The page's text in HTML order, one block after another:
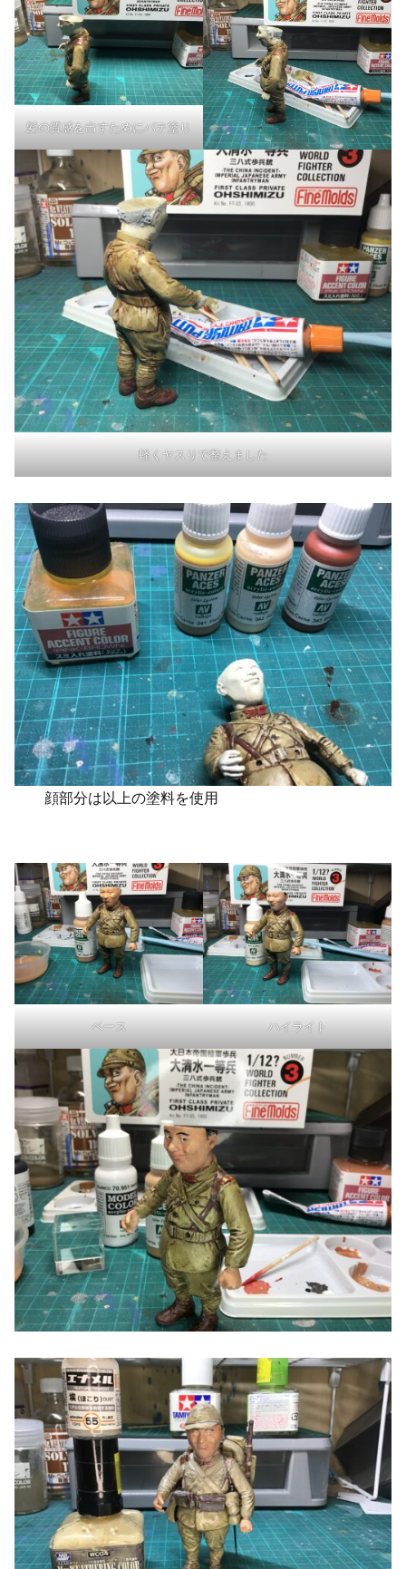
髪の質感を出すためにパテ塗り
軽くヤスリで整えました
顔部分は以上の塗料を使用
ベース ハイライト